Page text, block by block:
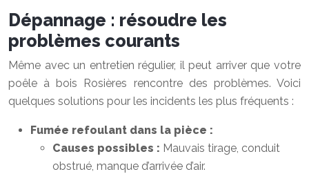
Dépannage : résoudre les
problèmes courants
Même avec un entretien régulier, il peut arriver que votre
poêle à bois Rosières rencontre des problèmes. Voici
quelques solutions pour les incidents les plus fréquents :
Fumée refoulant dans la pièce :
Causes possibles : Mauvais tirage, conduit
obstrué, manque d’arrivée d’air.